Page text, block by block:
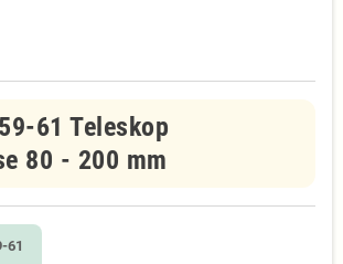
61 Teleskop
80 - 200 mm
61